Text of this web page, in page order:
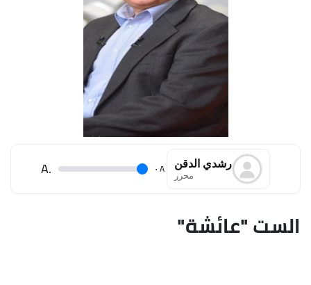
رشدي الدقن
محرر A
.
.A
الست "عائشة"